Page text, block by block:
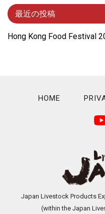
最近の投稿
Hong Kong Food Festival
HOME
Japan Livestock Products
(within the Japan